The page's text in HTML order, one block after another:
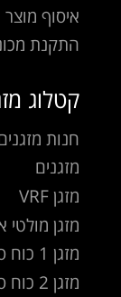
איסוף
התקנת
קטלוג
חנות
מזגנים
מזגן VRF
מזגן מולטי
מזגן 1 כוח סוס
מזגן 2 כוח סוס